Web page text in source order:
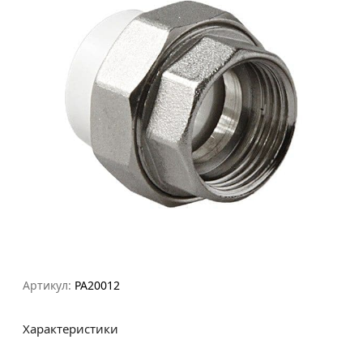
Артикул: PA20012
Характеристики